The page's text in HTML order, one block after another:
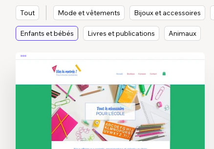
Tout Mode et vêtements Bijoux et accessoires
Enfants et bébés Livres et publications Animaux